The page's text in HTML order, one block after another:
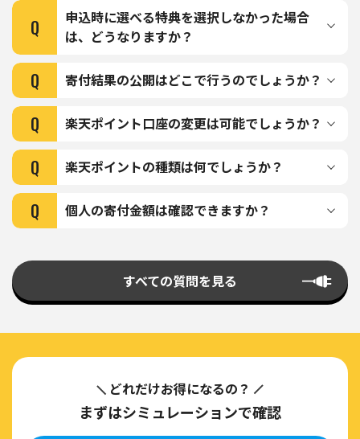
Q
申込時に選べる特典を選択しなかった場合
は、どうなりますか？
Q 寄付結果の公開はどこで行うのでしょうか？
Q 楽天ポイント⼝座の変更は可能でしょうか？
Q 楽天ポイントの種類は何でしょうか？
Q 個⼈の寄付⾦額は確認できますか？
すべての質問を見る
どれだけお得になるの？
まずはシミュレーションで確認